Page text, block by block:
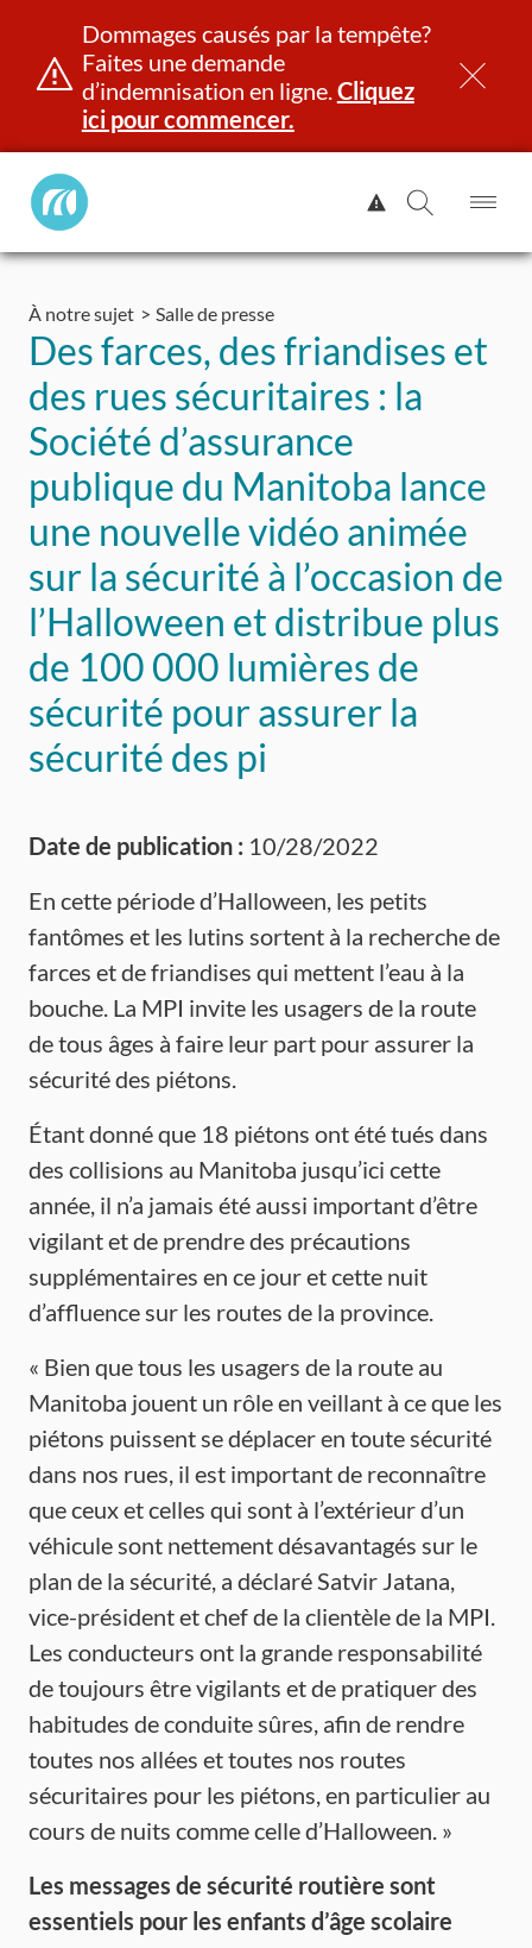
Aller
contenu
Dommages causés par la tempête?
Faites une demande
d’indemnisation en ligne.Cliquez
ici pour commencer.
Manitoba
Public
Afficher
l'alerte.
la
le
Immatriculation
À notre sujet Salle de presse
Des farces, des friandises et
des rues sécuritaires : la
Société d’assurance
publique du Manitoba lance
une nouvelle vidéo animée
sur la sécurité à l’occasion de
l’Halloween et distribue plus
de 100 000 lumières de
sécurité pour assurer la
sécurité des pi
Date de publication : 10/28/2022
En cette période d’Halloween, les petits
fantômes et les lutins sortent à la recherche de
farces et de friandises qui mettent l’eau à la
bouche. La MPI invite les usagers de la route
de tous âges à faire leur part pour assurer la
sécurité des piétons.
Étant donné que 18 piétons ont été tués dans
des collisions au Manitoba jusqu’ici cette
année, il n’a jamais été aussi important d’être
vigilant et de prendre des précautions
supplémentaires en ce jour et cette nuit
d’affluence sur les routes de la province.
« Bien que tous les usagers de la route au
Manitoba jouent un rôle en veillant à ce que les
piétons puissent se déplacer en toute sécurité
dans nos rues, il est important de reconnaître
que ceux et celles qui sont à l’extérieur d’un
véhicule sont nettement désavantagés sur le
plan de la sécurité, a déclaré Satvir Jatana,
vice-président et chef de la clientèle de la MPI.
Les conducteurs ont la grande responsabilité
de toujours être vigilants et de pratiquer des
habitudes de conduite sûres, afin de rendre
toutes nos allées et toutes nos routes
sécuritaires pour les piétons, en particulier au
cours de nuits comme celle d’Halloween. »
Les messages de sécurité routière sont
essentiels pour les enfants d’âge scolaire